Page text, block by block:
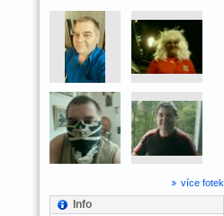
více fotek
Info